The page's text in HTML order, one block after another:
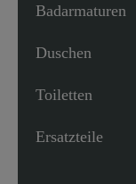
Badarmaturen
Duschen
Toiletten
Ersatzteile